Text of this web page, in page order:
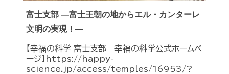
富士支部 ―富士王朝の地からエル・カンターレ
文明の実現！―
【幸福の科学 富士支部 幸福の科学公式ホームペ
ージ】https://happy-
science.jp/access/temples/16953/?